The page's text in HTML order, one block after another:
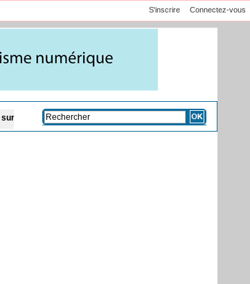
Connectez-vous
S'inscrire
Pape Cheikh Diallo et Cie : le Parquet fait appel après le